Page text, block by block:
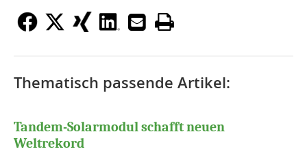
Thematisch passende Artikel:
Tandem-Solarmodul schafft neuen
Weltrekord